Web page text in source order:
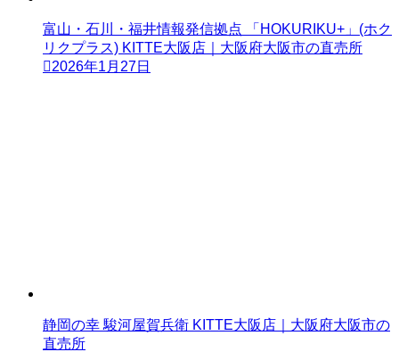
富山・石川・福井情報発信拠点 「HOKURIKU+」(ホク
リクプラス) KITTE大阪店｜大阪府大阪市の直売所
2026年1月27日
静岡の幸 駿河屋賀兵衛 KITTE大阪店｜大阪府大阪市の
直売所